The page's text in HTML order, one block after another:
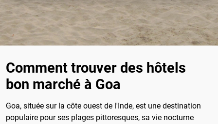
Comment trouver des hôtels
bon marché à Goa
Goa, située sur la côte ouest de l'Inde, est une destination
populaire pour ses plages pittoresques, sa vie nocturne